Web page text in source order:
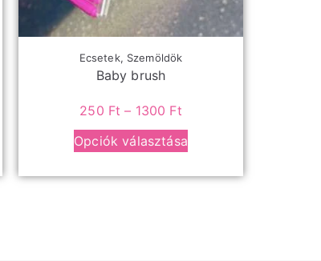
Ecsetek, Szemöldök
Baby brush
250 Ft – 1300 Ft
Opciók választása